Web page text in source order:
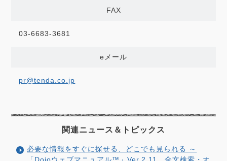
FAX
03-6683-3681
eメール
pr@tenda.co.jp
関連ニュース＆ トピックス
必要な情報をすぐに探せる、どこでも見られる ～
「Dojoウェブマニュアル™」Ver.2.11、全文検索・オ